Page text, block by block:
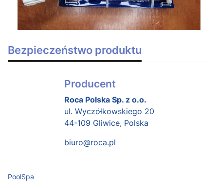
Bezpieczeństwo produktu
Producent
Roca Polska Sp. z o.o.
ul. Wyczółkowskiego 20
44-109 Gliwice, Polska
biuro@roca.pl
PoolSpa